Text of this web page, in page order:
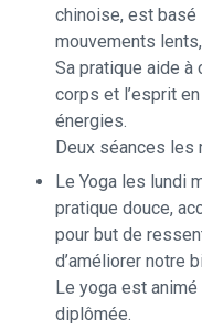
chinoise, est basé
mouvements
Sa pratique aide à
corps et l’esprit
énergies.
Deux séances les
Le Yoga les lundi
pratique douce,
pour but de
d’améliorer notre
Le yoga est
diplômée.